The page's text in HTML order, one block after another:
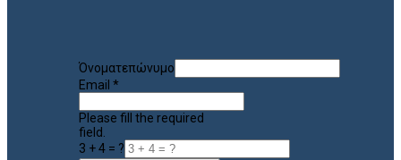
Όνοματεπώνυμο
Email *
Please fill the required
field.
3 + 4 = ?